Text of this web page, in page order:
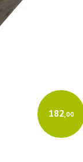
182,00